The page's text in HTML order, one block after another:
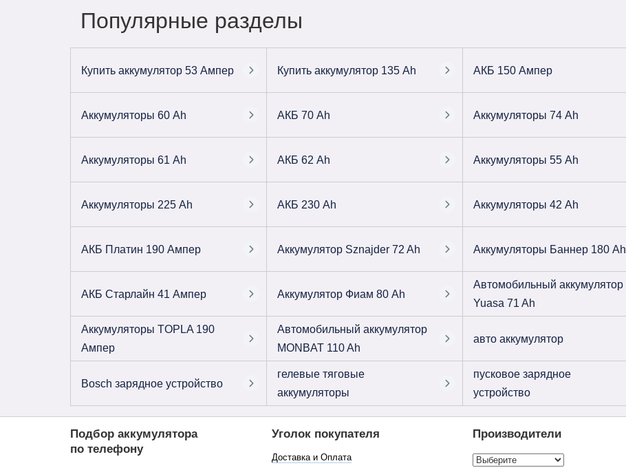
Популярные разделы
Купить аккумулятор 53 Ампер Купить аккумулятор 135 Ah АКБ 150 Ампер
Аккумуляторы 60 Ah АКБ 70 Ah Аккумуляторы 74 Ah
Аккумуляторы 61 Ah АКБ 62 Ah Аккумуляторы 55 Ah
Аккумуляторы 225 Ah АКБ 230 Ah Аккумуляторы 42 Ah
АКБ Платин 190 Ампер Аккумулятор Sznajder 72 Ah Аккумуляторы Баннер 180 Ah
АКБ Старлайн 41 Ампер Аккумулятор Фиам 80 Ah
Автомобильный аккумулятор
Yuasa 71 Ah
Аккумуляторы TOPLA 190
Ампер
Автомобильный аккумулятор
MONBAT 110 Ah
авто аккумулятор
Bosch зарядное устройство
гелевые тяговые
аккумуляторы
пусковое зарядное
устройство
Подбор аккумулятора
по телефону
Уголок покупателя
Доставка и Оплата
Производители